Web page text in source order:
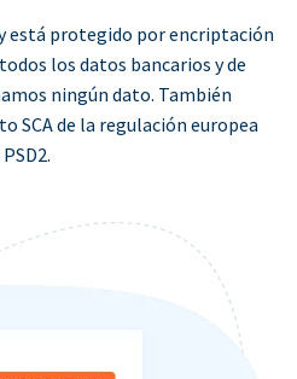
está protegido por encriptación
los datos bancarios y de
ningún dato. También
SCA de la regulación europea
PSD2.